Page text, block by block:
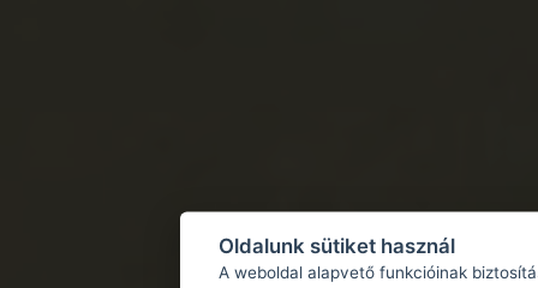
Oldalunk sütiket használ
A weboldal alapvető funkcióinak